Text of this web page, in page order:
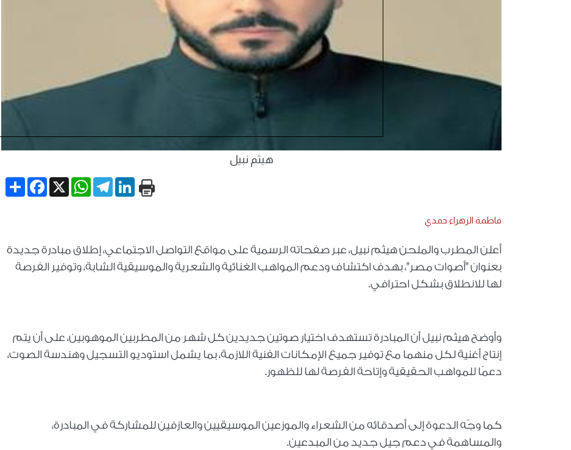
هيثم نبيل
Share
Facebook X
WhatsApp
TelegramLinkedIn
فاطمة الزهراء حمدي
أعلن المطرب والملحن هيثم نبيل، عبر صفحاته الرسمية على مواقع التواصل الاجتماعي، إطلاق مبادرة جديدة
بعنوان "أصوات مصر"، بهدف اكتشاف ودعم المواهب الغنائية والشعرية والموسيقية الشابة، وتوفير الفرصة
لها للانطلاق بشكل احترافي.
وأوضح هيثم نبيل أن المبادرة تستهدف اختيار صوتين جديدين كل شهر من المطربين الموهوبين، على أن يتم
إنتاج أغنية لكل منهما مع توفير جميع الإمكانات الفنية اللازمة، بما يشمل استوديو التسجيل وهندسة الصوت،
دعمًا للمواهب الحقيقية وإتاحة الفرصة لها للظهور.
كما وجّه الدعوة إلى أصدقائه من الشعراء والموزعين الموسيقيين والعازفين للمشاركة في المبادرة،
والمساهمة في دعم جيل جديد من المبدعين.